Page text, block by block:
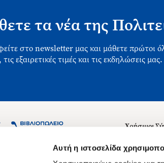
Αυτή η ιστοσελίδα
τα νέα της
στο newsletter μας και μάθετε πρώτοι
τις εξαιρετικές τιμές και τις εκδηλώσεις μας.
1-3, Αθήνα 106 79
Χρήσιμοι
Σχετικά με
Θέσεις